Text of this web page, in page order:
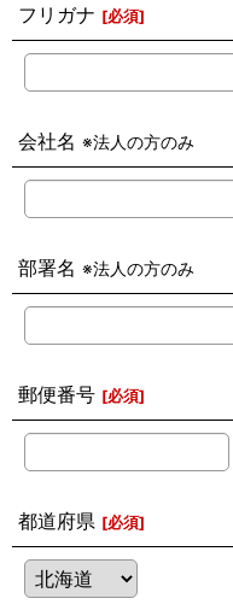
フリガナ [必須]
会社名 ※法人の方のみ
部署名 ※法人の方のみ
郵便番号 [必須]
都道府県 [必須]